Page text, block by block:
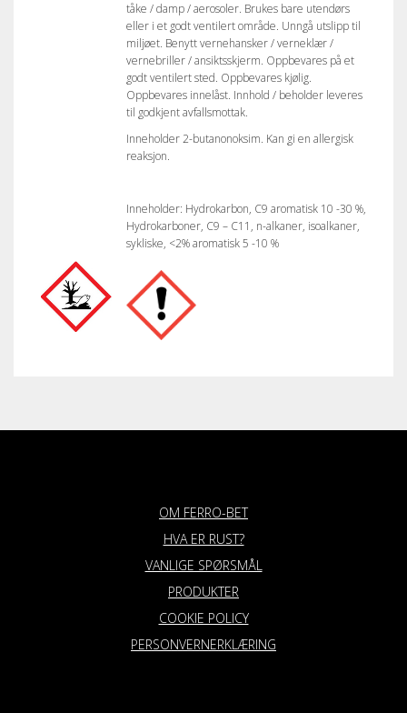
tåke / damp / aerosoler. Brukes bare utendørs
eller i et godt ventilert område. Unngå utslipp til
miljøet. Benytt vernehansker / verneklær /
vernebriller / ansiktsskjerm. Oppbevares på et
godt ventilert sted. Oppbevares kjølig.
Oppbevares innelåst. Innhold / beholder leveres
til godkjent avfallsmottak.
Inneholder 2-butanonoksim. Kan gi en allergisk
reaksjon.
Inneholder: Hydrokarbon, C9 aromatisk 10 -30 %,
Hydrokarboner, C9 – C11, n-alkaner, isoalkaner,
sykliske, <2% aromatisk 5 -10 %
OM FERRO-BET
HVA ER RUST?
VANLIGE SPØRSMÅL
PRODUKTER
COOKIE POLICY
PERSONVERNERKLÆRING